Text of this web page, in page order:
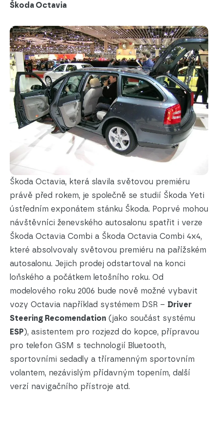
Škoda Octavia
Škoda Octavia, která slavila světovou premiéru
právě před rokem, je společně se studií Škoda Yeti
ústředním exponátem stánku Škoda. Poprvé mohou
návštěvníci ženevského autosalonu spatřit i verze
Škoda Octavia Combi a Škoda Octavia Combi 4x4,
které absolvovaly světovou premiéru na pařížském
autosalonu. Jejich prodej odstartoval na konci
loňského a počátkem letošního roku. Od
modelového roku 2006 bude nově možné vybavit
vozy Octavia například systémem DSR – Driver
Steering Recomendation (jako součást systému
ESP), asistentem pro rozjezd do kopce, přípravou
pro telefon GSM s technologií Bluetooth,
sportovními sedadly a tříramenným sportovním
volantem, nezávislým přídavným topením, další
verzí navigačního přístroje atd.